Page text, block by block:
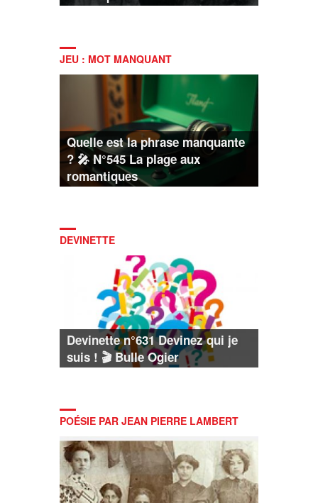
JEU : MOT MANQUANT
Quelle est la phrase manquante
? 🎤 N°545 La plage aux
romantiques
DEVINETTE
Devinette n°631 Devinez qui je
suis ! 🎬 Bulle Ogier
POÉSIE PAR JEAN PIERRE LAMBERT